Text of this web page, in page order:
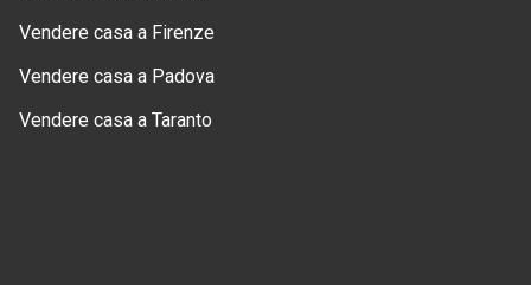
Vendere casa a Firenze
Vendere casa a Padova
Vendere casa a Taranto